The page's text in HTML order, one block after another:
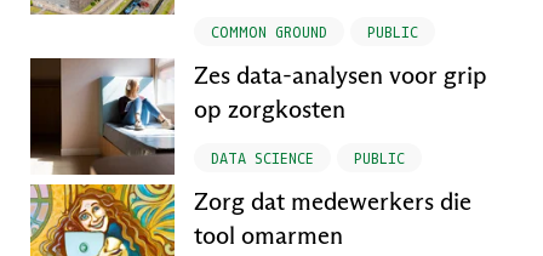
COMMON GROUND PUBLIC
Zes data-analysen voor grip
op zorgkosten
DATA SCIENCE PUBLIC
Zorg dat medewerkers die
tool omarmen